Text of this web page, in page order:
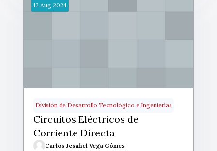
12 Aug 2024
División de Desarrollo Tecnológico e Ingenierías
Circuitos Eléctricos de
Corriente Directa
Carlos Jesahel Vega Gómez